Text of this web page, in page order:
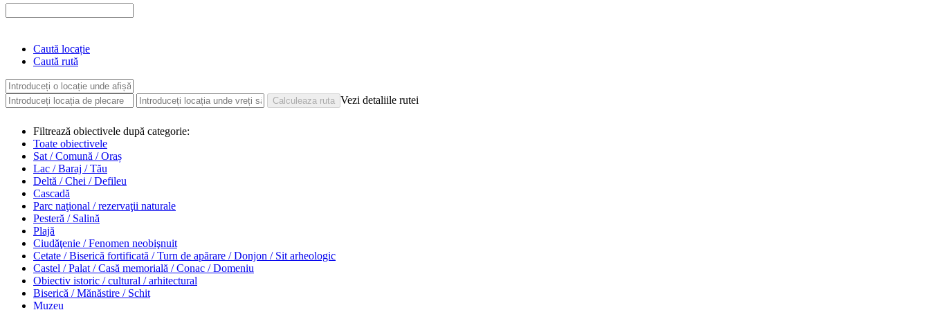
Caută locație
Caută rută
Vezi detaliile rutei
Filtrează obiectivele după categorie:
Toate obiectivele
Sat / Comună / Oraș
Lac / Baraj / Tău
Deltă / Chei / Defileu
Cascadă
Parc naţional / rezervaţii naturale
Pesteră / Salină
Plajă
Ciudăţenie / Fenomen neobişnuit
Cetate / Biserică fortificată / Turn de apărare / Donjon / Sit arheologic
Castel / Palat / Casă memorială / Conac / Domeniu
Obiectiv istoric / cultural / arhitectural
Biserică / Mănăstire / Schit
Muzeu